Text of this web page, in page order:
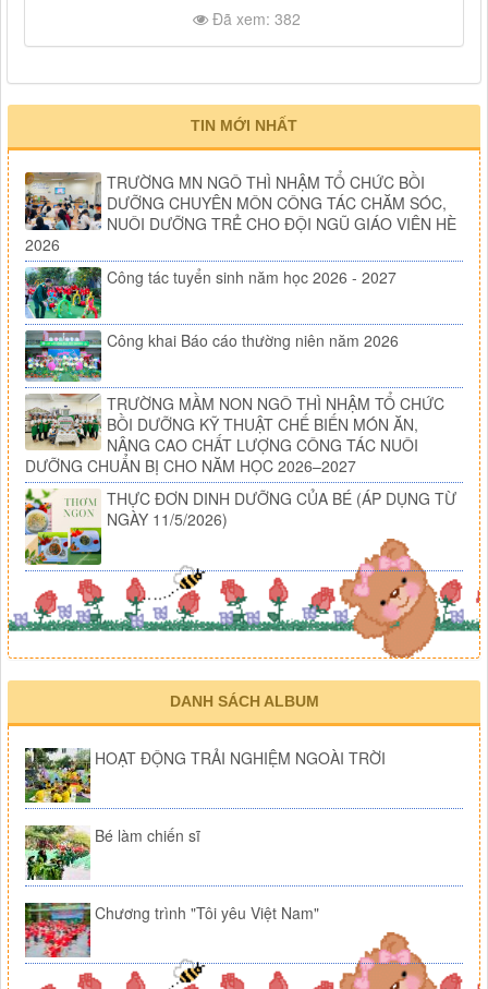
Đã xem: 382
TIN MỚI NHẤT
TRƯỜNG MN NGÔ THÌ NHẬM TỔ CHỨC BỒI
DƯỠNG CHUYÊN MÔN CÔNG TÁC CHĂM SÓC,
NUÔI DƯỠNG TRẺ CHO ĐỘI NGŨ GIÁO VIÊN HÈ
2026
Công tác tuyển sinh năm học 2026 - 2027
Công khai Báo cáo thường niên năm 2026
TRƯỜNG MẦM NON NGÔ THÌ NHẬM TỔ CHỨC
BỒI DƯỠNG KỸ THUẬT CHẾ BIẾN MÓN ĂN,
NÂNG CAO CHẤT LƯỢNG CÔNG TÁC NUÔI
DƯỠNG CHUẨN BỊ CHO NĂM HỌC 2026–2027
THỰC ĐƠN DINH DƯỠNG CỦA BÉ (ÁP DỤNG TỪ
NGÀY 11/5/2026)
DANH SÁCH ALBUM
HOẠT ĐỘNG TRẢI NGHIỆM NGOÀI TRỜI
Bé làm chiến sĩ
Chương trình "Tôi yêu Việt Nam"